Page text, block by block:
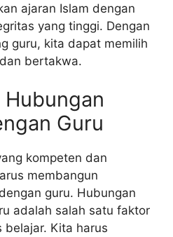
ajaran Islam dengan
yang tinggi. Dengan
guru, kita dapat memilih
bertakwa.
Guru
kompeten dan
membangun
guru. Hubungan
adalah salah satu faktor
belajar. Kita harus